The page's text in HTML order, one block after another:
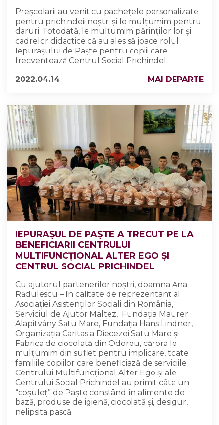
Preșcolarii au venit cu pachețele personalizate
pentru prichindeii noștri și le mulțumim pentru
daruri. Totodată, le mulțumim părinților lor și
cadrelor didactice că au ales să joace rolul
Iepurașului de Paște pentru copiii care
frecventează Centrul Social Prichindel.
2022.04.14
MAI DEPARTE
IEPURAȘUL DE PAȘTE A TRECUT PE LA
BENEFICIARII CENTRULUI
MULTIFUNCȚIONAL ALTER EGO ȘI
CENTRUL SOCIAL PRICHINDEL
Cu ajutorul partenerilor noștri, doamna Ana
Rădulescu – în calitate de reprezentant al
Asociației Asistenților Sociali din România,
Serviciul de Ajutor Maltez, Fundația Maurer
Alapitvány Satu Mare, Fundația Hans Lindner,
Organizația Caritas a Diecezei Satu Mare și
Fabrica de ciocolată din Odoreu, cărora le
mulțumim din suflet pentru implicare, toate
familiile copiilor care beneficiază de serviciile
Centrului Multifuncțional Alter Ego și ale
Centrului Social Prichindel au primit câte un
“coșuleț” de Paște constând în alimente de
bază, produse de igienă, ciocolată și, desigur,
nelipsita pască.